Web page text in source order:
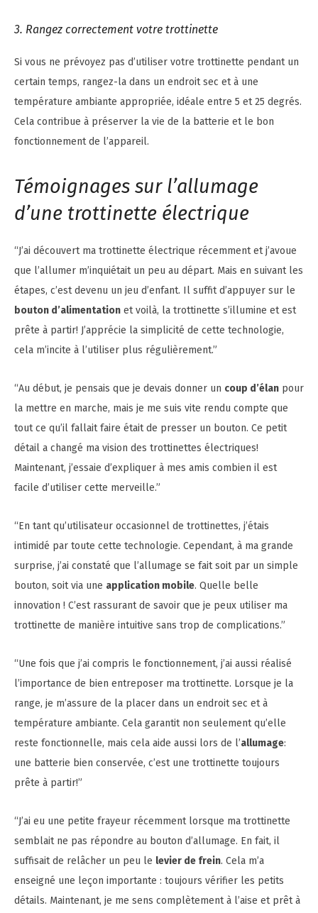
3. Rangez correctement votre trottinette
Si vous ne prévoyez pas d’utiliser votre trottinette pendant un
certain temps, rangez-la dans un endroit sec et à une
température ambiante appropriée, idéale entre 5 et 25 degrés.
Cela contribue à préserver la vie de la batterie et le bon
fonctionnement de l’appareil.
Témoignages sur l’allumage
d’une trottinette électrique
“J’ai découvert ma trottinette électrique récemment et j’avoue
que l’allumer m’inquiétait un peu au départ. Mais en suivant les
étapes, c’est devenu un jeu d’enfant. Il suffit d’appuyer sur le
bouton d’alimentation et voilà, la trottinette s’illumine et est
prête à partir! J’apprécie la simplicité de cette technologie,
cela m’incite à l’utiliser plus régulièrement.”
“Au début, je pensais que je devais donner un coup d’élan pour
la mettre en marche, mais je me suis vite rendu compte que
tout ce qu’il fallait faire était de presser un bouton. Ce petit
détail a changé ma vision des trottinettes électriques!
Maintenant, j’essaie d’expliquer à mes amis combien il est
facile d’utiliser cette merveille.”
“En tant qu’utilisateur occasionnel de trottinettes, j’étais
intimidé par toute cette technologie. Cependant, à ma grande
surprise, j’ai constaté que l’allumage se fait soit par un simple
bouton, soit via une application mobile. Quelle belle
innovation ! C’est rassurant de savoir que je peux utiliser ma
trottinette de manière intuitive sans trop de complications.”
“Une fois que j’ai compris le fonctionnement, j’ai aussi réalisé
l’importance de bien entreposer ma trottinette. Lorsque je la
range, je m’assure de la placer dans un endroit sec et à
température ambiante. Cela garantit non seulement qu’elle
reste fonctionnelle, mais cela aide aussi lors de l’allumage:
une batterie bien conservée, c’est une trottinette toujours
prête à partir!”
“J’ai eu une petite frayeur récemment lorsque ma trottinette
semblait ne pas répondre au bouton d’allumage. En fait, il
suffisait de relâcher un peu le levier de frein. Cela m’a
enseigné une leçon importante : toujours vérifier les petits
détails. Maintenant, je me sens complètement à l’aise et prêt à